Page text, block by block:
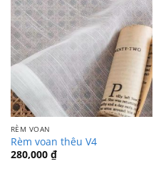
RÈM VOAN
Rèm voan thêu V4
280,000 ₫